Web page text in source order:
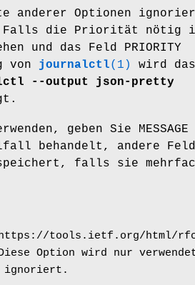
anderer Optionen
Falls die Priorität nötig
und das Feld PRIORITY
von journalctl(1)
wird das
--output json-pretty
geben Sie MESSAGE
behandelt, andere
falls sie
tools.ietf.org/html/
Option wird nur
ignoriert.